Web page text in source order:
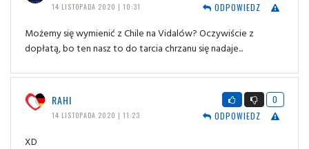
14 LISTOPADA 2020 | 10:31
ODPOWIEDZ
Możemy się wymienić z Chile na Vidalów? Oczywiście z
dopłatą, bo ten nasz to do tarcia chrzanu się nadaje...
RAHI
14 LISTOPADA 2020 | 11:23
0
ODPOWIEDZ
XD